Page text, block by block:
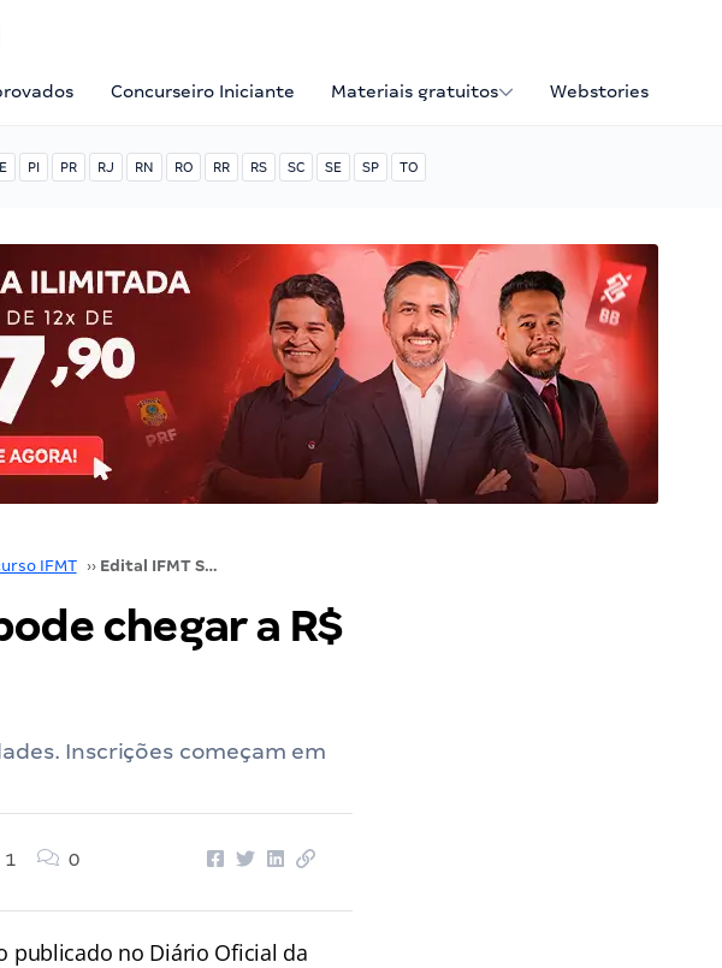
Concurseiro Iniciante Materiais gratuitos Webstories
PI PR RJ RN RO RR RS SC SE SP TO
IFMT ›› Edital IFMT SAIU! Iniciais pode chegar a R$ 10 mil!
chegar a R$
Inscrições começam em
1 0
publicado no Diário Oficial da